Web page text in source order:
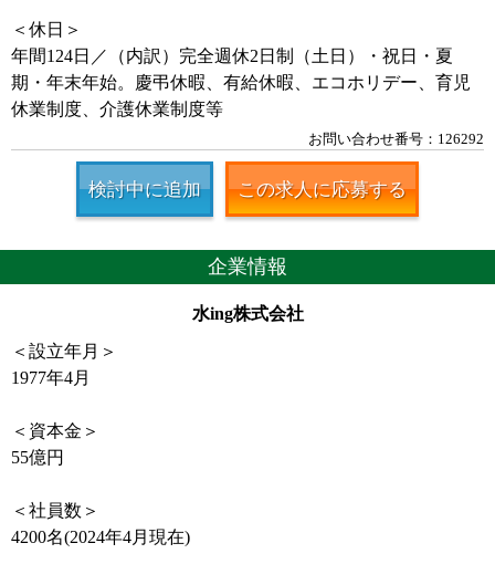
＜休日＞
年間124日／（内訳）完全週休2日制（土日）・祝日・夏
期・年末年始。慶弔休暇、有給休暇、エコホリデー、育児
休業制度、介護休業制度等
お問い合わせ番号：126292
検討中に追加 この求人に応募する
企業情報
水ing株式会社
＜設立年月＞
1977年4月
＜資本金＞
55億円
＜社員数＞
4200名(2024年4月現在)